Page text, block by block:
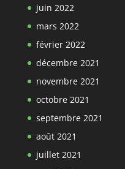
juin 2022
mars 2022
février 2022
décembre 2021
novembre 2021
octobre 2021
septembre 2021
août 2021
juillet 2021